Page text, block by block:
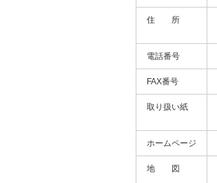
住 所
電話番号
FAX番号
取り扱い紙
ホームページ
地 図